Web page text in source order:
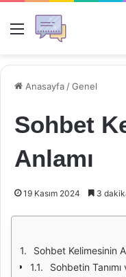
Menü
Anasayfa /Genel
Sohbet
Anlamı
19 Kasım 2024 3
Sohbet Kelimesinin
Sohbetin